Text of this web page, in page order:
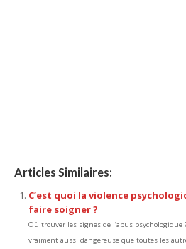
Articles Similaires:
C’est quoi la violence
faire soigner ?
Où trouver les signes de l’abus psychologique
vraiment aussi dangereuse que toutes les